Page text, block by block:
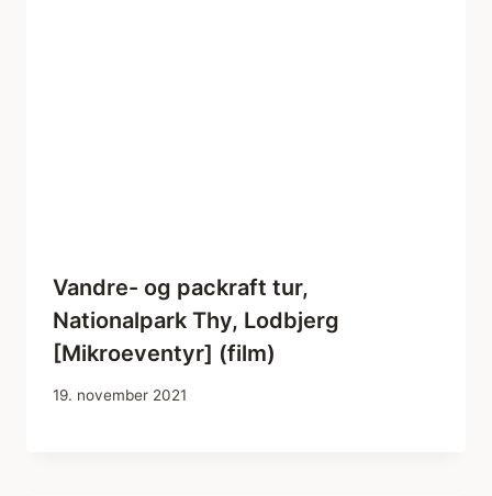
Vandre- og packraft tur,
Nationalpark Thy, Lodbjerg
[Mikroeventyr] (film)
19. november 2021